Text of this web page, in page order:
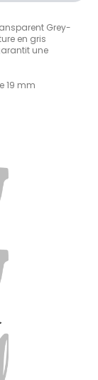
Grey-
en gris
une
19 mm